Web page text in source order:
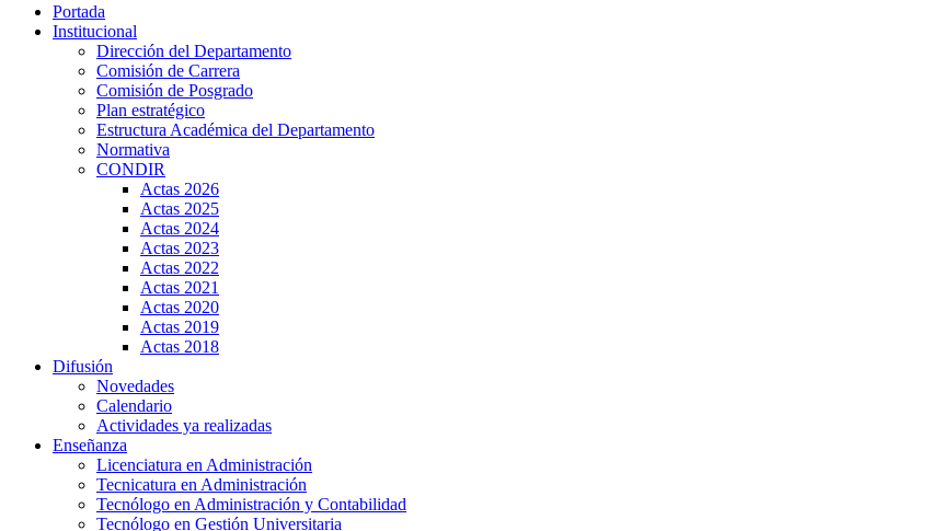
Portada
Institucional
Dirección del Departamento
Comisión de Carrera
Comisión de Posgrado
Plan estratégico
Estructura Académica del Departamento
Normativa
CONDIR
Actas 2026
Actas 2025
Actas 2024
Actas 2023
Actas 2022
Actas 2021
Actas 2020
Actas 2019
Actas 2018
Difusión
Novedades
Calendario
Actividades ya realizadas
Enseñanza
Licenciatura en Administración
Tecnicatura en Administración
Tecnólogo en Administración y Contabilidad
Tecnólogo en Gestión Universitaria